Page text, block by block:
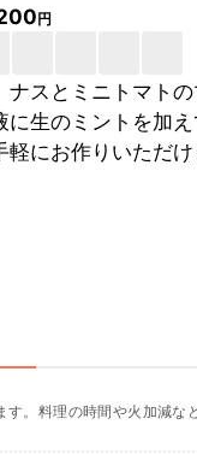
円
ナスとミニトマト
に生のミントを加
軽にお作りいただ
。料理の時間や火加減な